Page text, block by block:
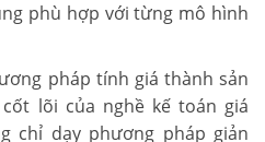
phù hợp với từng mô hình
pháp tính giá thành sản
lõi của nghề kế toán giá
chỉ dạy phương pháp giản